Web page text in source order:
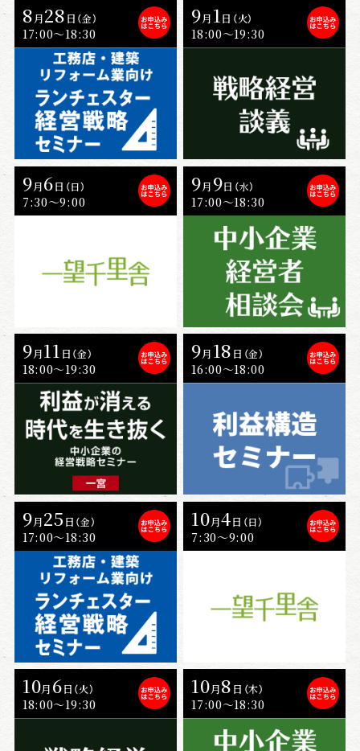
8月28 日 （金）
17:00〜18:30
9月 1日 （火）
18:00～19:30
9月6日 （日）
7:30～9:00
9月 9日 （水）
17:00〜18:30
9月11 日 （金）
18:00〜19:30
9月 18 日 （金）
16:00〜18:00
9月25 日 （金）
17:00〜18:30
10月4日 （日）
7:30～9:00
10月 6日 （火）
18:00～19:30
10月8 日 （木）
17:00〜18:30